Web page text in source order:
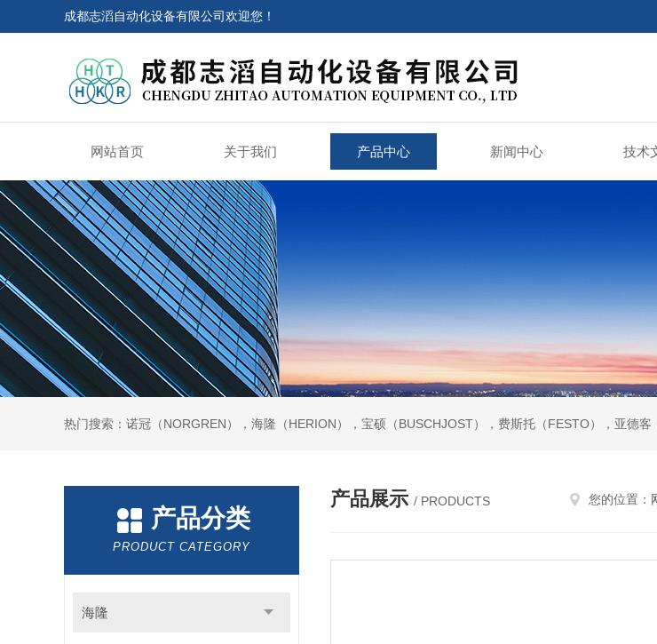
成都志滔自动化设备有限公司欢迎您！
网站首页 关于我们 产品中心 新闻中心 技术
热门搜索：诺冠（NORGREN），海隆（HERION），宝硕（BUSCHJOST），费斯托（FESTO），亚德客
产品分类
PRODUCT CATEGORY
海隆
产品展示 / PRODUCTS 您的位置：